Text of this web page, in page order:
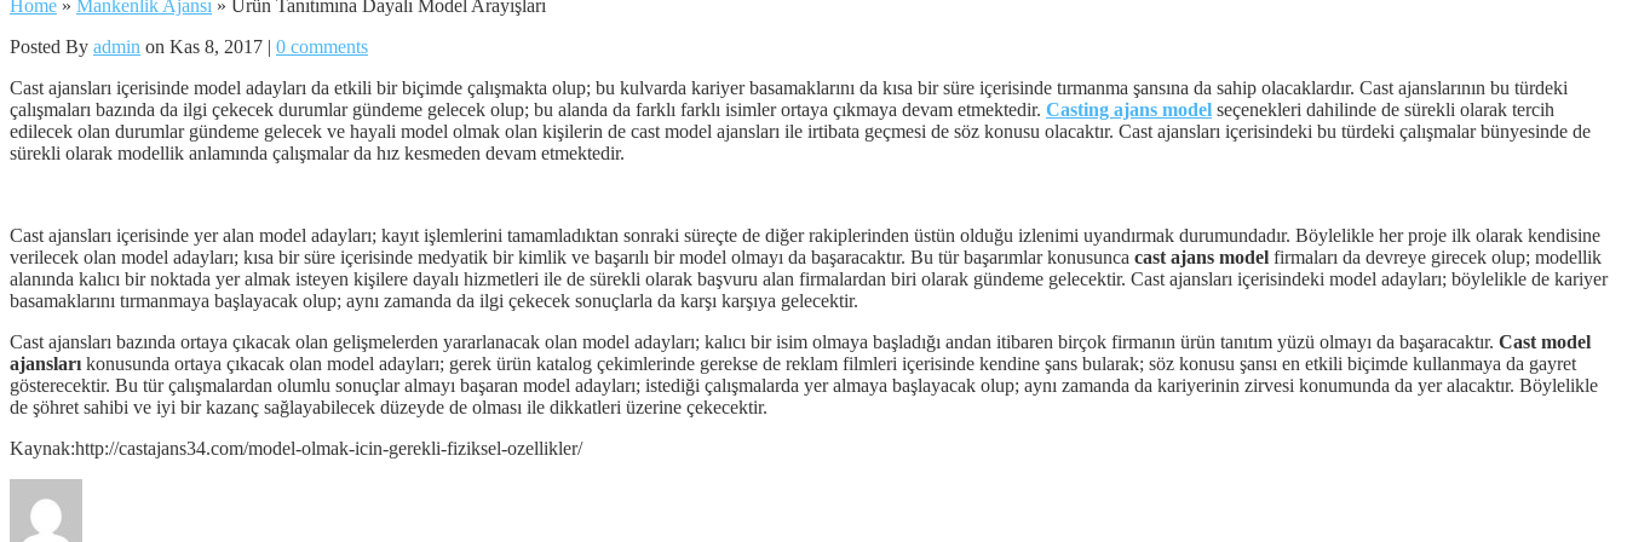
Home » Mankenlik Ajansı » Ürün Tanıtımına Dayalı Model Arayışları
Posted By admin on Kas 8, 2017 | 0 comments
Cast ajansları içerisinde model adayları da etkili bir biçimde çalışmakta olup; bu kulvarda kariyer basamaklarını da kısa bir süre içerisinde tırmanma şansına da sahip olacaklardır. Cast ajanslarının bu türdeki
çalışmaları bazında da ilgi çekecek durumlar gündeme gelecek olup; bu alanda da farklı farklı isimler ortaya çıkmaya devam etmektedir. Casting ajans model seçenekleri dahilinde de sürekli olarak tercih
edilecek olan durumlar gündeme gelecek ve hayali model olmak olan kişilerin de cast model ajansları ile irtibata geçmesi de söz konusu olacaktır. Cast ajansları içerisindeki bu türdeki çalışmalar bünyesinde de
sürekli olarak modellik anlamında çalışmalar da hız kesmeden devam etmektedir.
Cast ajansları içerisinde yer alan model adayları; kayıt işlemlerini tamamladıktan sonraki süreçte de diğer rakiplerinden üstün olduğu izlenimi uyandırmak durumundadır. Böylelikle her proje ilk olarak kendisine
verilecek olan model adayları; kısa bir süre içerisinde medyatik bir kimlik ve başarılı bir model olmayı da başaracaktır. Bu tür başarımlar konusunca cast ajans model firmaları da devreye girecek olup; modellik
alanında kalıcı bir noktada yer almak isteyen kişilere dayalı hizmetleri ile de sürekli olarak başvuru alan firmalardan biri olarak gündeme gelecektir. Cast ajansları içerisindeki model adayları; böylelikle de kariyer
basamaklarını tırmanmaya başlayacak olup; aynı zamanda da ilgi çekecek sonuçlarla da karşı karşıya gelecektir.
Cast ajansları bazında ortaya çıkacak olan gelişmelerden yararlanacak olan model adayları; kalıcı bir isim olmaya başladığı andan itibaren birçok firmanın ürün tanıtım yüzü olmayı da başaracaktır. Cast model
ajansları konusunda ortaya çıkacak olan model adayları; gerek ürün katalog çekimlerinde gerekse de reklam filmleri içerisinde kendine şans bularak; söz konusu şansı en etkili biçimde kullanmaya da gayret
gösterecektir. Bu tür çalışmalardan olumlu sonuçlar almayı başaran model adayları; istediği çalışmalarda yer almaya başlayacak olup; aynı zamanda da kariyerinin zirvesi konumunda da yer alacaktır. Böylelikle
de şöhret sahibi ve iyi bir kazanç sağlayabilecek düzeyde de olması ile dikkatleri üzerine çekecektir.
Kaynak:http://castajans34.com/model-olmak-icin-gerekli-fiziksel-ozellikler/